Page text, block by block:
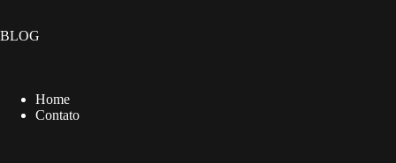
BLOG
Home
Contato